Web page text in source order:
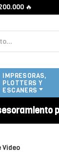
🔥
IMPRESORAS,
PLOTTERS Y
ESCANERS
Video